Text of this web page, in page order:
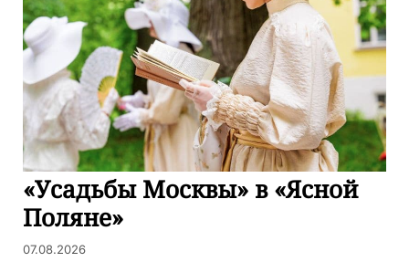
«Усадьбы Москвы» в «Ясной
Поляне»
07.08.2026